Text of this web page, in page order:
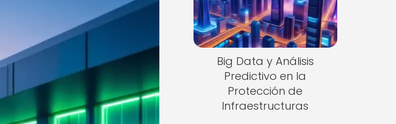
Big Data y Análisis
Predictivo en la
Protección de
Infraestructuras